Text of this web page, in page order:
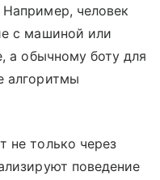
человек
с машиной или
а обычному боту для
алгоритмы
не только через
поведение